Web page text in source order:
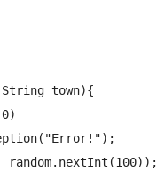
town){
random.nextInt(100));